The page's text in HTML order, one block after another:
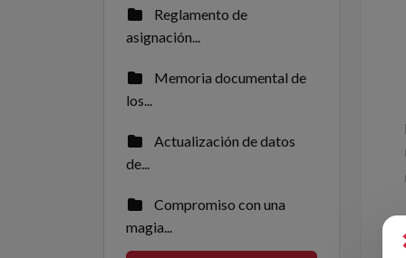
Reglamento de
asignación...
Memoria documental de
los...
Actualización de datos
de...
Compromiso con una
magia...